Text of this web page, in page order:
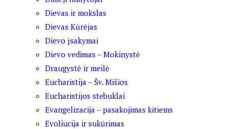
Dievas ir mokslas
Dievas Kūrėjas
Dievo įsakymai
Dievo vedimas – Mokinystė
Draugystė ir meilė
Eucharistija – Šv. Mišios
Eucharistijos stebuklai
Evangelizacija – pasakojimas kitiems
Evoliucija ir sukūrimas